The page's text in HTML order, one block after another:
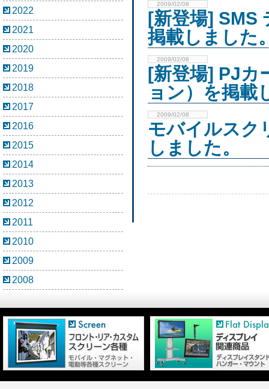
2022
2021
2020
2019
2018
2017
2016
2015
2014
2013
2012
2011
2010
2009
2008
2009/02/08
[新登場] SMS
掲載しました
2009/02/08
[新登場] PJカ
ョン）を掲載
2009/02/08
モバイルスク
しました。